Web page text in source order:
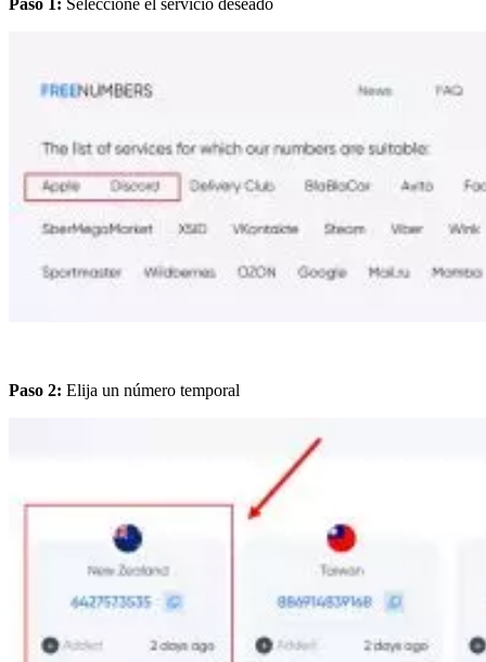
Paso 2: Elija un número temporal